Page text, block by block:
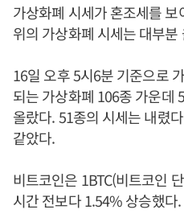
가상화폐 시세가 혼조세를
위의 가상화폐 시세는 대부분
16일 오후 5시6분 기준으로
되는 가상화폐 106종 가운데
올랐다. 51종의 시세는 내렸
같았다.
비트코인은 1BTC(비트코인
시간 전보다 1.54% 상승했다.